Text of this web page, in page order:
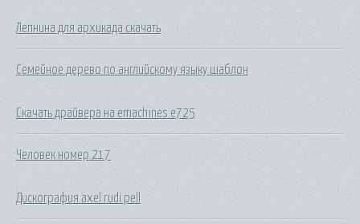
Лепнина для архикада скачать
Семейное дерево по английскому языку шаблон
Скачать драйвера на emachines e725
Человек номер 217
Дискография axel rudi pell